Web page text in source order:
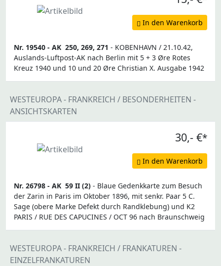
In den Warenkorb
Nr. 19540 - AK 250, 269, 271 - KOBENHAVN / 21.10.42,
Auslands-Luftpost-AK nach Berlin mit 5 + 3 Øre Rotes
Kreuz 1940 und 10 und 20 Øre Christian X. Ausgabe 1942
WESTEUROPA - FRANKREICH / BESONDERHEITEN -
ANSICHTSKARTEN
30,- €*
In den Warenkorb
Nr. 26798 - AK 59 II (2) - Blaue Gedenkkarte zum Besuch
der Zarin in Paris im Oktober 1896, mit senkr. Paar 5 C.
Sage (obere Marke Defekt durch Randklebung) und K2
PARIS / RUE DES CAPUCINES / OCT 96 nach Braunschweig
WESTEUROPA - FRANKREICH / FRANKATUREN -
EINZELFRANKATUREN